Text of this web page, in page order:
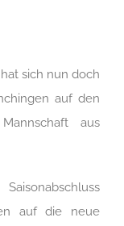
sich nun doch
auf den
aus
auf die neue